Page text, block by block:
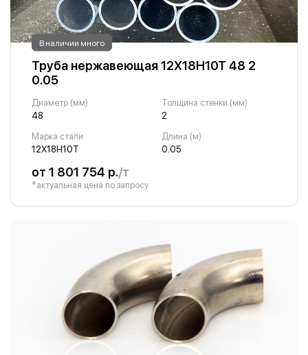
В наличии много
Труба нержавеющая 12Х18Н10Т 48 2
0.05
Диаметр (мм)
48
Толщина стенки (мм)
2
Марка стали
12Х18Н10Т
Длина (м)
0.05
от 1 801 754 р./т
*актуальная цена по запросу